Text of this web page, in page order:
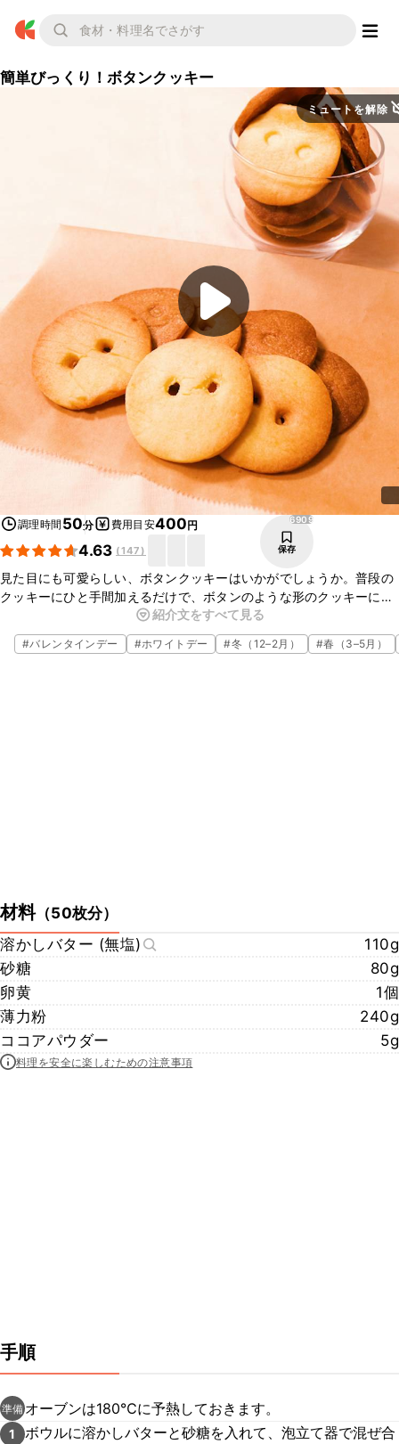
簡単びっくり！ボタンクッキー
ミュートを解除
調理時間 50分 費用目安400円
4.63 (147)
6909
保存
見た目にも可愛らしい、ボタンクッキーはいかがでしょうか。普段の
クッキーにひと手間加えるだけで、ボタンのような形のクッキーに仕
上がりますよ。今回はバタークッキーとココアクッキーで作りました
が、様々な味でお楽しみいただけますので、ぜひお試しくださいね。
紹介文をすべて見る
#バレンタインデー #ホワイトデー #冬（12–2月） #春（3–5月）
材料（50枚分）
溶かしバター (無塩)
110g
砂糖
80g
卵黄
1個
薄力粉
240g
ココアパウダー
5g
料理を安全に楽しむための注意事項
手順
準備 オーブンは180℃に予熱しておきます。
1
ボウルに溶かしバターと砂糖を入れて、泡立て器で混ぜ合